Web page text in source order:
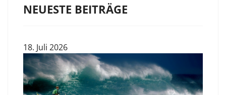
NEUESTE BEITRÄGE
18. Juli 2026